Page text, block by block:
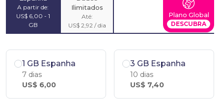
A partir de:
US$ 6,00 - 1
GB
Ilimitados
Até:
US$ 2,92 / dia
Plano Global
DESCUBRA
1 GB Espanha
7 dias
US$ 6,00
3 GB Espanha
10 dias
US$ 7,40